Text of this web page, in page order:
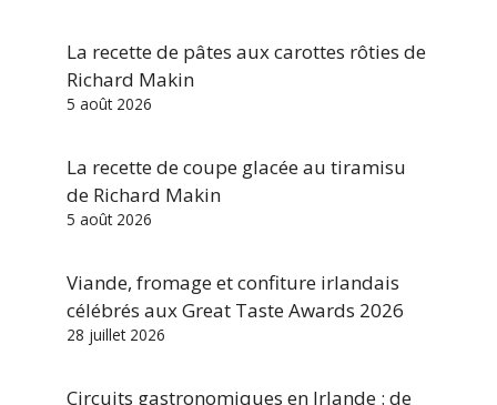
La recette de pâtes aux carottes rôties de
Richard Makin
5 août 2026
La recette de coupe glacée au tiramisu
de Richard Makin
5 août 2026
Viande, fromage et confiture irlandais
célébrés aux Great Taste Awards 2026
28 juillet 2026
Circuits gastronomiques en Irlande : de